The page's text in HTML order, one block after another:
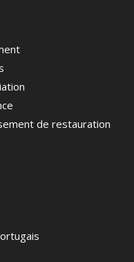
de restauration